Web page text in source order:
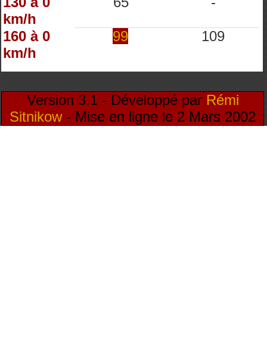
km/h
160 à 0
km/h
99 109
Version 3.1 - Développé par Rémi
Sitnikow- Mise en ligne le 2 Mars 2002